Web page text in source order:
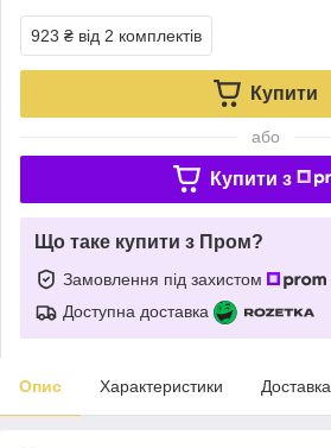
923 ₴ від 2 комплектів
Купити
або
Купити з
Що таке купити з Пром?
Замовлення під захистом
Доступна доставка
Опис Характеристики Доставка